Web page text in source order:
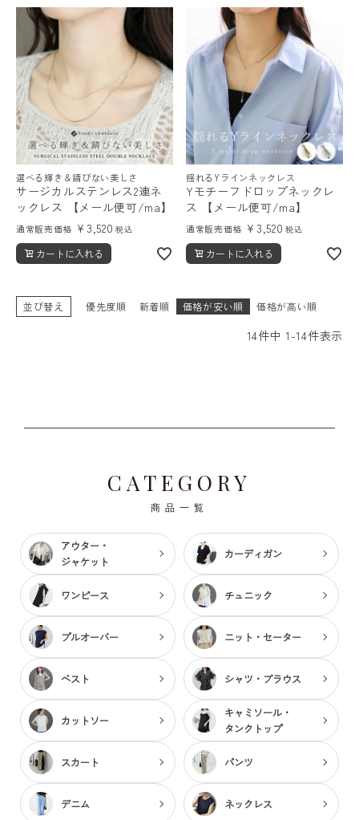
選べる輝き＆錆びない美しさ
サージカルステンレス2連ネ
ックレス 【メール便可/ma】
通常販売価格 ¥ 3,520 税込
カートに入れる
揺れるYラインネックレス
Yモチーフドロップネックレ
ス 【メール便可/ma】
通常販売価格 ¥ 3,520 税込
カートに入れる
並び替え 優先度順 新着順 価格が安い順 価格が高い順
14件中 1 -14件表示
CATEGORY
商品一覧
アウター・
ジャケット
カーディガン
ワンピース チュニック
プルオーバー ニット・セーター
ベスト シャツ・ブラウス
カットソー
キャミソール・
タンクトップ
スカート パンツ
デニム ネックレス